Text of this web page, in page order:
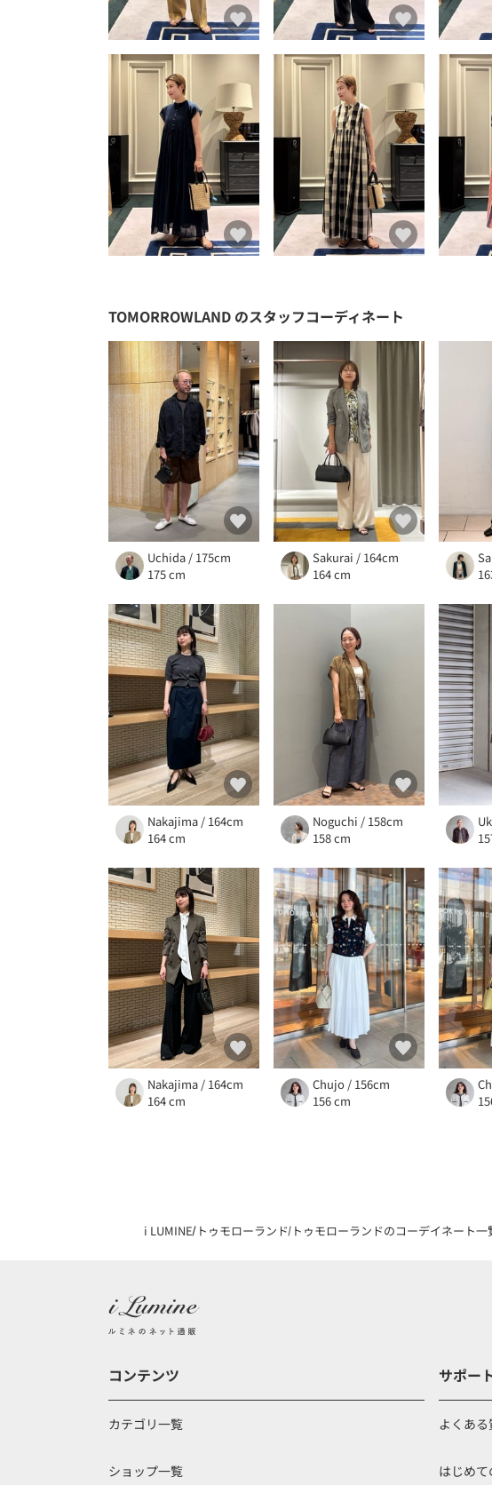
TOMORROWLAND のスタッフコーディネート
Uchida / 175cm
175 cm
Sakurai / 164cm
164 cm
Nakajima / 164cm
164 cm
Noguchi / 158cm
158 cm
Nakajima / 164cm
164 cm
Chujo / 156cm
156 cm
i LUMINE トゥモローランド トゥモローランドのコーデイネート一
コンテンツ
カテゴリ一覧
ショップ一覧
サポー
よくある
はじめて